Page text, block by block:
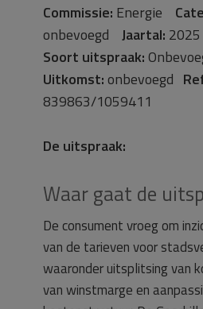
Commissie: Energie
onbevoegd Jaartal: 2025
Soort uitspraak:
Uitkomst:onbevoegd
839863/1059411
De uitspraak:
Waar gaat de
De consument vroeg om
van de tarieven voor
waaronder uitsplitsing van
van winstmarge en